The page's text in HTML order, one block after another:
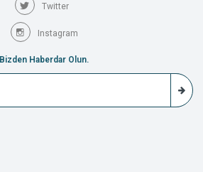
Twitter
Instagram
Bizden Haberdar Olun.